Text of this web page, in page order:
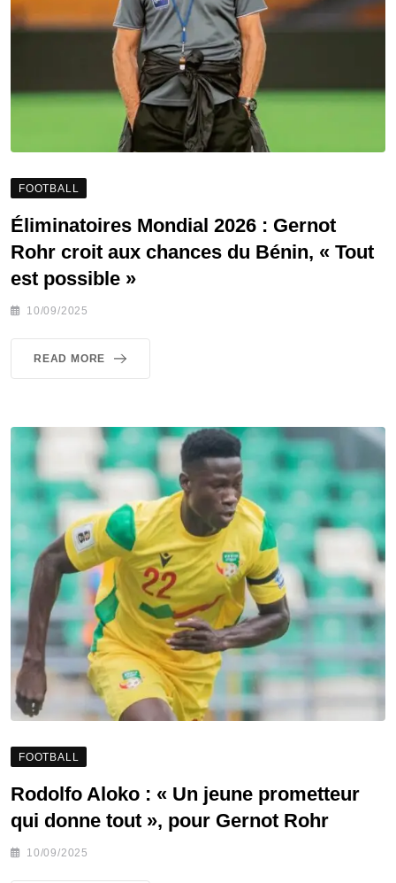
FOOTBALL
Éliminatoires Mondial 2026 : Gernot
Rohr croit aux chances du Bénin, « Tout
est possible »
10/09/2025
READ MORE
FOOTBALL
Rodolfo Aloko : « Un jeune prometteur
qui donne tout », pour Gernot Rohr
10/09/2025